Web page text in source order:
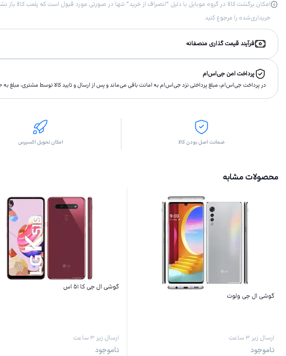
خریداری‌شده را مرجوع کنید.
فرآیند قیمت گذاری منصفانه
پرداخت امن جی‌اس‌ام
در پرداخت جی‌اس‌ام، مبلغ پرداختى نزد جی‌اس‌ام به امانت باقى مى‌ماند و پس از ارسال و تاييد كالا توسط مشتری، مبلغ
ضمانت اصل بودن کالا امکان تحویل اکسپرس
محصولات مشابه
گوشی ال جی ولوت
ارسال زیر ۳ ساعت
ناموجود
گوشی ال جی کا ۵۱ اس
ارسال زیر ۳ ساعت
ناموجود